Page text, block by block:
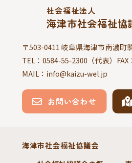
社会福祉法人
海津市社会福祉協
〒503-0411 岐阜県海津市南濃町
TEL： 0584-55-2300 （代表）FAX：
MAIL：info@kaizu-wel.jp
お問い合わせ
海津市社会福祉協議会